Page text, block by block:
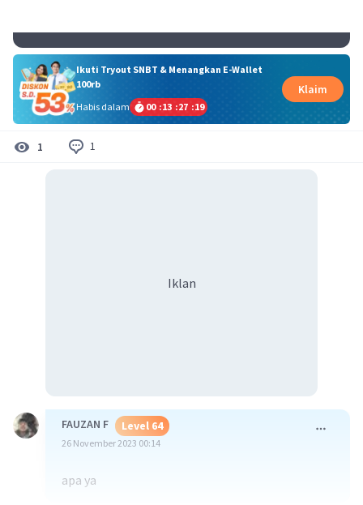
Ikuti Tryout SNBT & Menangkan E-Wallet
100rb
Habis dalam
00 :13 :27 :19
Klaim
1 1
Iklan
FAUZAN F Level 64
26 November 2023 00:14
apa ya